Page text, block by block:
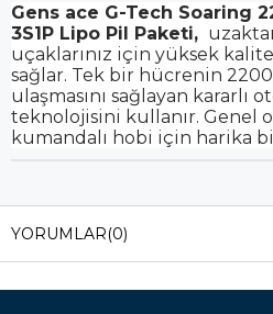
Gens ace G-Tech Soaring
3S1P Lipo Pil Paketi,
uçaklarınız için yüksek
sağlar. Tek bir hücrenin
ulaşmasını sağlayan kararlı
teknolojisini kullanır. Genel
kumandalı hobi için harika
YORUMLAR(0)